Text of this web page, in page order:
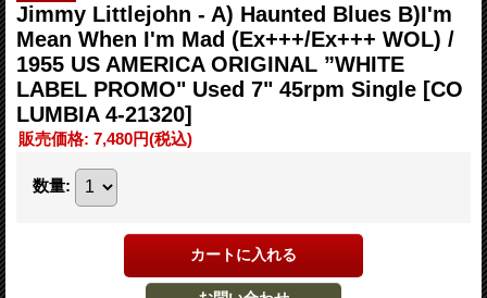
Jimmy Littlejohn - A) Haunted Blues B)I'm
Mean When I'm Mad (Ex+++/Ex+++ WOL) /
1955 US AMERICA ORIGINAL ”WHITE
LABEL PROMO" Used 7" 45rpm Single [CO
LUMBIA 4-21320]
販売価格: 7,480円(税込)
数量: